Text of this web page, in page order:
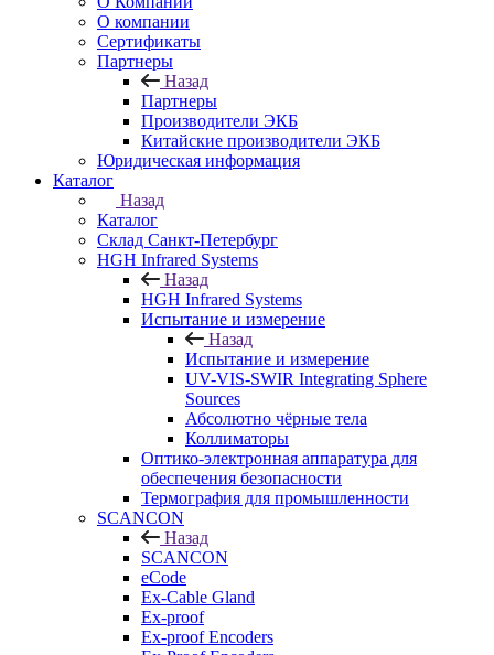
О компании
Сертификаты
Партнеры
Назад
Партнеры
Производители ЭКБ
Китайские производители ЭКБ
Юридическая информация
Каталог
Назад
Каталог
Cклад Санкт-Петербург
HGH Infrared Systems
Назад
HGH Infrared Systems
Испытание и измерение
Назад
Испытание и измерение
UV-VIS-SWIR Integrating Sphere
Sources
Абсолютно чёрные тела
Коллиматоры
Оптико-электронная аппаратура для
обеспечения безопасности
Термография для промышленности
SCANCON
Назад
SCANCON
eCode
Ex-Cable Gland
Ex-proof
Ex-proof Encoders